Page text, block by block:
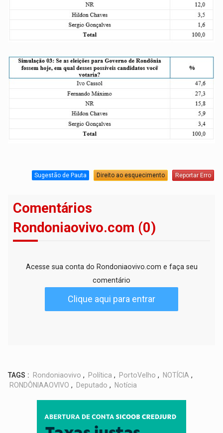
Sugestão de Pauta Direito ao esquecimento Reportar Erro
Comentários
Rondoniaovivo.com (0)
Acesse sua conta do Rondoniaovivo.com e faça seu
comentário
Clique aqui para entrar
TAGS : Rondoniaovivo , Política , PortoVelho , NOTÍCIA ,
RONDÔNIAAOVIVO , Deputado , Notícia